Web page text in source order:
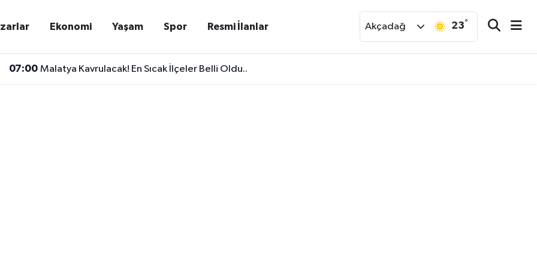
Ekonomi Yaşam Spor Resmi İlanlar Akçadağ 23°
07:00 Malatya Kavrulacak! En Sıcak İlçeler Belli Oldu..